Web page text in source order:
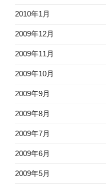
2010年1月
2009年12月
2009年11月
2009年10月
2009年9月
2009年8月
2009年7月
2009年6月
2009年5月